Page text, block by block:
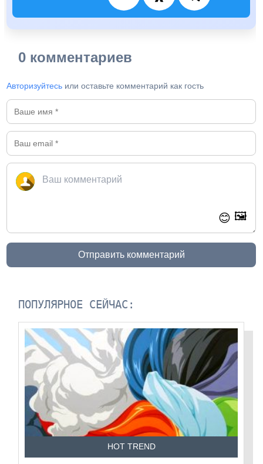
0 комментариев
Авторизуйтесь или оставьте комментарий как гость
😊 🖼️
Отправить комментарий
ПОПУЛЯРНОЕ СЕЙЧАС:
HOT TREND